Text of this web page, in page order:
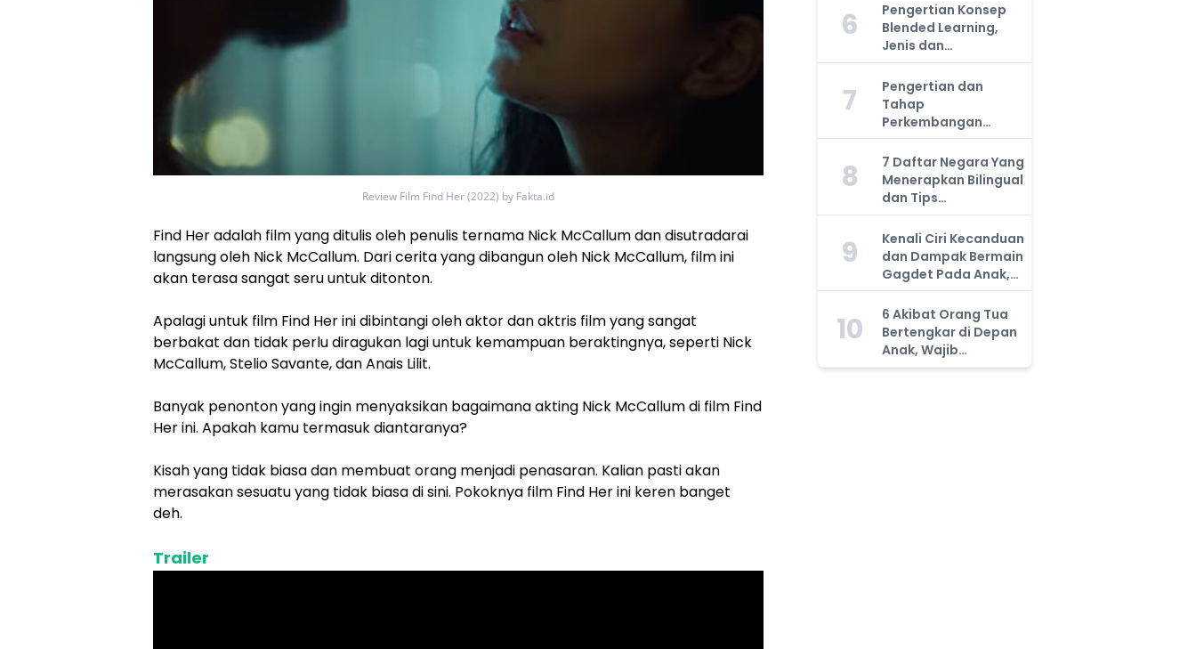
Review Film Find Her (2022) by Fakta.id
Find Her adalah film yang ditulis oleh penulis ternama Nick McCallum dan disutradarai
langsung oleh Nick McCallum. Dari cerita yang dibangun oleh Nick McCallum, film ini
akan terasa sangat seru untuk ditonton.
Apalagi untuk film Find Her ini dibintangi oleh aktor dan aktris film yang sangat
berbakat dan tidak perlu diragukan lagi untuk kemampuan beraktingnya, seperti Nick
McCallum, Stelio Savante, dan Anais Lilit.
Banyak penonton yang ingin menyaksikan bagaimana akting Nick McCallum di film Find
Her ini. Apakah kamu termasuk diantaranya?
Kisah yang tidak biasa dan membuat orang menjadi penasaran. Kalian pasti akan
merasakan sesuatu yang tidak biasa di sini. Pokoknya film Find Her ini keren banget
deh.
Trailer
6
Pengertian Konsep
Blended Learning,
Jenis dan
Manfaatnya, Anda
Harus Tahu!
7
Pengertian dan
Tahap
Perkembangan
Kemampuan Kognitif
Anak, Bunda Wajib
Tahu!
8
7 Daftar Negara Yang
Menerapkan Bilingual
dan Tips
Mengajarkan Pada
Anak
9
Kenali Ciri Kecanduan
dan Dampak Bermain
Gagdet Pada Anak,
Orang Tua Wajib
Tahu!
10
6 Akibat Orang Tua
Bertengkar di Depan
Anak, Wajib
Waspada!